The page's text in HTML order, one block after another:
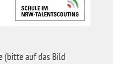
(bitte auf das Bild